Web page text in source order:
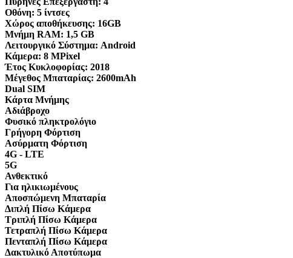
Οθόνη: 5 ίντσες
Χώρος αποθήκευσης: 16GB
Μνήμη RAM: 1,5 GB
Λειτουργικό Σύστημα: Android
Κάμερα: 8 MPixel
Έτος Κυκλοφορίας: 2018
Μέγεθος Μπαταρίας: 2600mAh
Dual SIM
Κάρτα Μνήμης
Αδιάβροχο
Φυσικό πληκτρολόγιο
Γρήγορη Φόρτιση
Ασύρματη Φόρτιση
4G - LTE
5G
Ανθεκτικό
Για ηλικιωμένους
Αποσπώμενη Μπαταρία
Διπλή Πίσω Κάμερα
Τριπλή Πίσω Κάμερα
Τετραπλή Πίσω Κάμερα
Πενταπλή Πίσω Κάμερα
Δακτυλικό Αποτύπωμα